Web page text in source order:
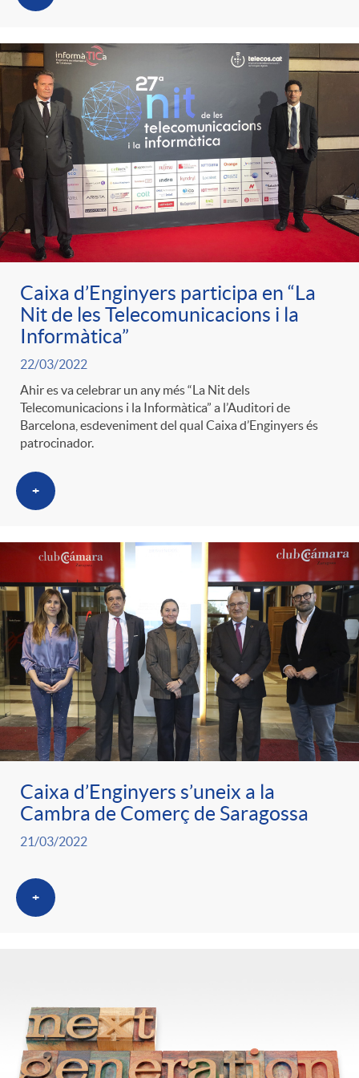
t
r
o
C
a
t
e
g
o
r
i
a
s
g
u
t
s
Caixa d’Enginyers participa en “La
Nit de les Telecomunicacions i la
Informàtica”
22/03/2022
Ahir es va celebrar un any més “La Nit dels
Telecomunicacions i la Informàtica” a l’Auditori de
Barcelona, esdeveniment del qual Caixa d’Enginyers és
patrocinador.
+
Caixa d’Enginyers s’uneix a la
Cambra de Comerç de Saragossa
21/03/2022
+